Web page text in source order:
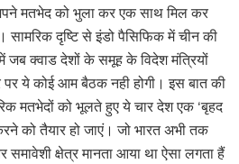
मतभेद को भुला कर एक साथ मिल कर
दृष्टि से इंडो पैसिफिक में चीन की
क्वाड देशों के समूह के विदेश मंत्रियों
पर ये कोई आम बैठक नही होगी। इस बात की
मतभेदों को भूलते हुए ये चार देश एक ‘बृहद
को तैयार हो जाएं। जो भारत अभी तक
क्षेत्र मानता आया था ऐसा लगता हैं